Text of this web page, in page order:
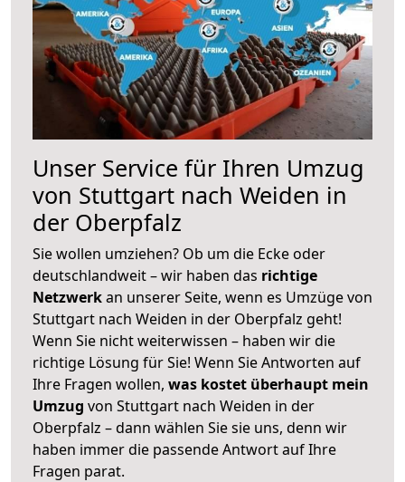
Unser Service für Ihren Umzug
von Stuttgart nach Weiden in
der Oberpfalz
Sie wollen umziehen? Ob um die Ecke oder
deutschlandweit – wir haben das richtige
Netzwerkan unserer Seite, wenn es Umzüge von
Stuttgart nach Weiden in der Oberpfalz geht!
Wenn Sie nicht weiterwissen – haben wir die
richtige Lösung für Sie! Wenn Sie Antworten auf
Ihre Fragen wollen, was kostet überhaupt mein
Umzug von Stuttgart nach Weiden in der
Oberpfalz – dann wählen Sie sie uns, denn wir
haben immer die passende Antwort auf Ihre
Fragen parat.